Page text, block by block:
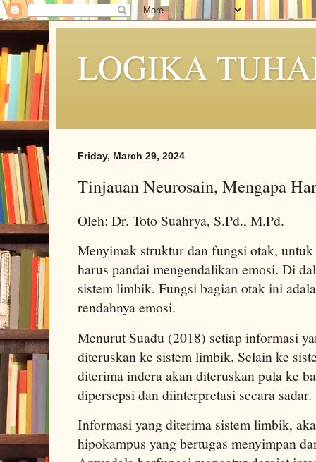
LOGIKA
Friday, March 29, 2024
Tinjauan Neurosain, Mengapa
Oleh: Dr. Toto Suahrya, S.Pd., M.Pd.
Menyimak struktur dan fungsi otak,
harus pandai mengendalikan emosi. Di
sistem limbik. Fungsi bagian otak ini
rendahnya emosi.
Menurut Suadu (2018) setiap informasi
diteruskan ke sistem limbik. Selain ke
diterima indera akan diteruskan pula ke
dipersepsi dan diinterpretasi secara sadar.
Informasi yang diterima sistem limbik,
hipokampus yang bertugas menyimpan